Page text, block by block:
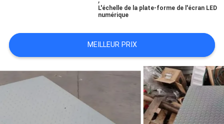
NOUVELLES
LES
AFFAIRES
L'échelle de la plate-forme de l'écran LED
numérique
MEILLEUR PRIX